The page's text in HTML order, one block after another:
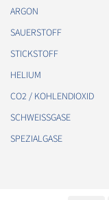
ARGON
SAUERSTOFF
STICKSTOFF
HELIUM
CO2 / KOHLENDIOXID
SCHWEISSGASE
SPEZIALGASE